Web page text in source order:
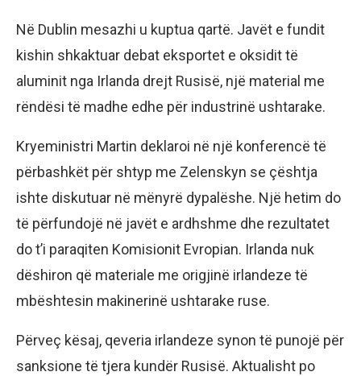
Në Dublin mesazhi u kuptua qartë. Javët e fundit
kishin shkaktuar debat eksportet e oksidit të
aluminit nga Irlanda drejt Rusisë, një material me
rëndësi të madhe edhe për industrinë ushtarake.
Kryeministri Martin deklaroi në një konferencë të
përbashkët për shtyp me Zelenskyn se çështja
ishte diskutuar në mënyrë dypalëshe. Një hetim do
të përfundojë në javët e ardhshme dhe rezultatet
do t’i paraqiten Komisionit Evropian. Irlanda nuk
dëshiron që materiale me origjinë irlandeze të
mbështesin makinerinë ushtarake ruse.
Përveç kësaj, qeveria irlandeze synon të punojë për
sanksione të tjera kundër Rusisë. Aktualisht po